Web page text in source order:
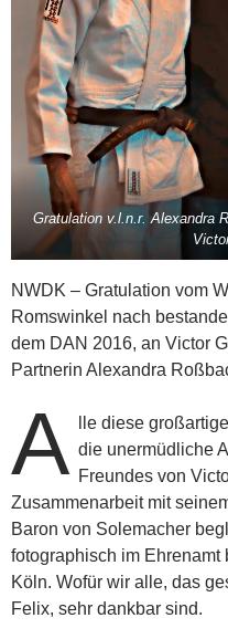
Gratulation v.l.n.r. Alexandra
NWDK – Gratulation vom
Romswinkel nach
dem DAN 2016, an Victor
Partnerin Alexandra
A
lle diese
die unermüdliche
Freundes von
Zusammenarbeit mit
Baron von Solemacher
fotographisch im Ehrenamt
Köln. Wofür wir alle, das
Felix, sehr dankbar sind.